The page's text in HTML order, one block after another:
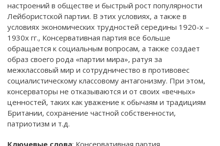
настроений в обществе и быстрый рост популярности
Лейбористской партии. В этих условиях, а также в
условиях экономических трудностей середины 1920-х –
1930х гг., Консервативная партия все больше
обращается к социальным вопросам, а также создает
образ своего рода «партии мира», ратуя за
межклассовый мир и сотрудничество в противовес
социалистическому классовому антагонизму. При этом,
консерваторы не отказываются и от своих «вечных»
ценностей, таких как уважение к обычаям и традициям
Британии, сохранение частной собственности,
патриотизм и т.д.
Ключевые слова: Консервативная партия